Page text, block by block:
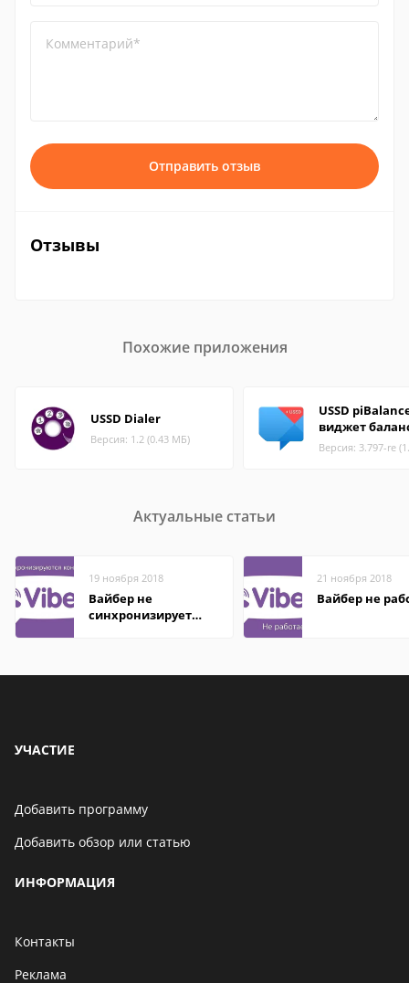
Комментарий*
Отправить отзыв
Отзывы
Похожие приложения
USSD Dialer
Версия: 1.2 (0.43 МБ)
USSD
виджет
Версия: 3.797-re
Актуальные статьи
19 ноября 2018
Вайбер не
синхронизирует
21 ноября 2018
Вайбер не
УЧАСТИЕ
Добавить программу
Добавить обзор или статью
ИНФОРМАЦИЯ
Контакты
Реклама